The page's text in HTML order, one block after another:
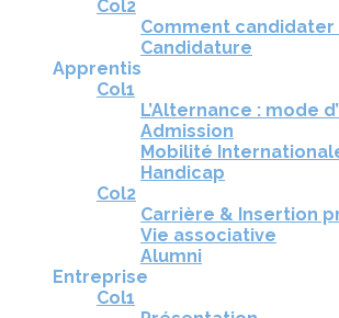
Col2
Comment candidater
Candidature
Apprentis
Col1
L’Alternance : mode
Admission
Mobilité
Handicap
Col2
Carrière & Insertion
Vie associative
Alumni
Entreprise
Col1